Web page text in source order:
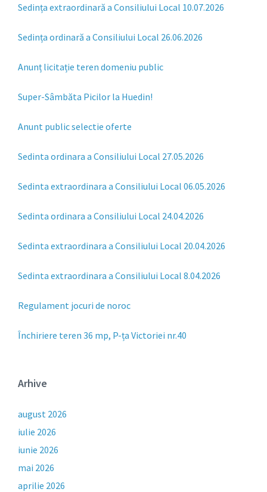
Sedința extraordinară a Consiliului Local 10.07.2026
Sedința ordinară a Consiliului Local 26.06.2026
Anunț licitație teren domeniu public
Super-Sâmbăta Picilor la Huedin!
Anunt public selectie oferte
Sedinta ordinara a Consiliului Local 27.05.2026
Sedinta extraordinara a Consiliului Local 06.05.2026
Sedinta ordinara a Consiliului Local 24.04.2026
Sedinta extraordinara a Consiliului Local 20.04.2026
Sedinta extraordinara a Consiliului Local 8.04.2026
Regulament jocuri de noroc
Închiriere teren 36 mp, P-ța Victoriei nr.40
Arhive
august 2026
iulie 2026
iunie 2026
mai 2026
aprilie 2026